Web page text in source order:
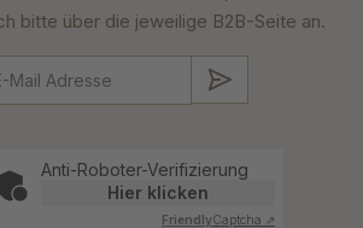
bitte über die jeweilige B2B-Seite an.
Anti-Roboter-Verifizierung
Hier klicken
FriendlyCaptcha ⇗